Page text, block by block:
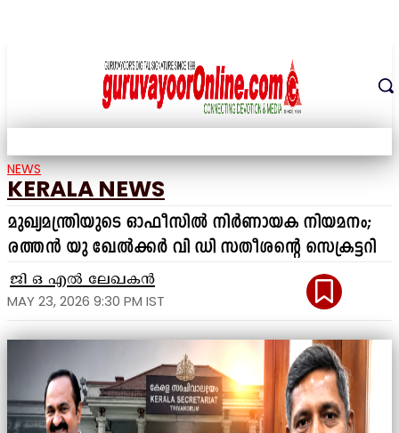
NEWS
KERALA NEWS
മുഖ്യമന്ത്രിയുടെ ഓഫീസിൽ നിർണായക നിയമനം;
രത്തൻ യു ഖേൽക്കർ വി ഡി സതീശന്റെ സെക്രട്ടറി
ജി ഒ എൽ ലേഖകൻ
MAY 23, 2026 9:30 PM IST